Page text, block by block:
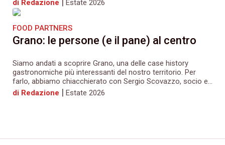
di Redazione
Estate 2026
FOOD PARTNERS
Grano: le persone (e il pane) al centro
Siamo andati a scoprire Grano, una delle case history
gastronomiche più interessanti del nostro territorio. Per
farlo, abbiamo chiacchierato con Sergio Scovazzo, socio e...
di Redazione | Estate 2026